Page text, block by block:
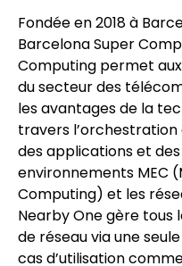
Fondée en 2018 à
Barcelona Super
Computing permet
du secteur des
les avantages de la
travers
des applications et
environnements MEC
Computing) et les
Nearby One gère tous
de réseau via une
cas d’utilisation